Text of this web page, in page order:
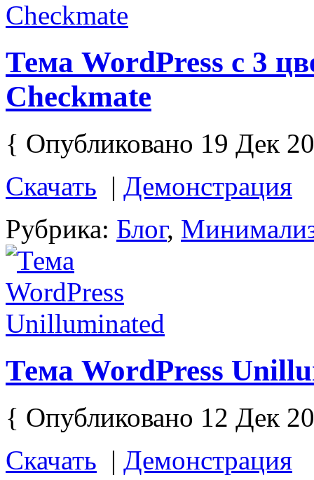
Тема WordPress с 3
Checkmate
{ Опубликовано 19 Дек
Скачать | Демонстрация
Рубрика: Блог,
Тема WordPress
{ Опубликовано 12 Дек
Скачать | Демонстрация